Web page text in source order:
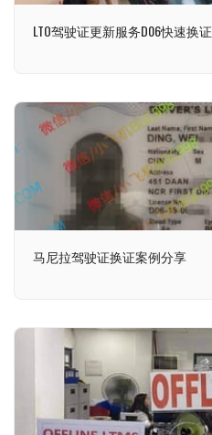
LTO驾驶证更新服务D06快速换证
马尼拉驾驶证换证案例分享